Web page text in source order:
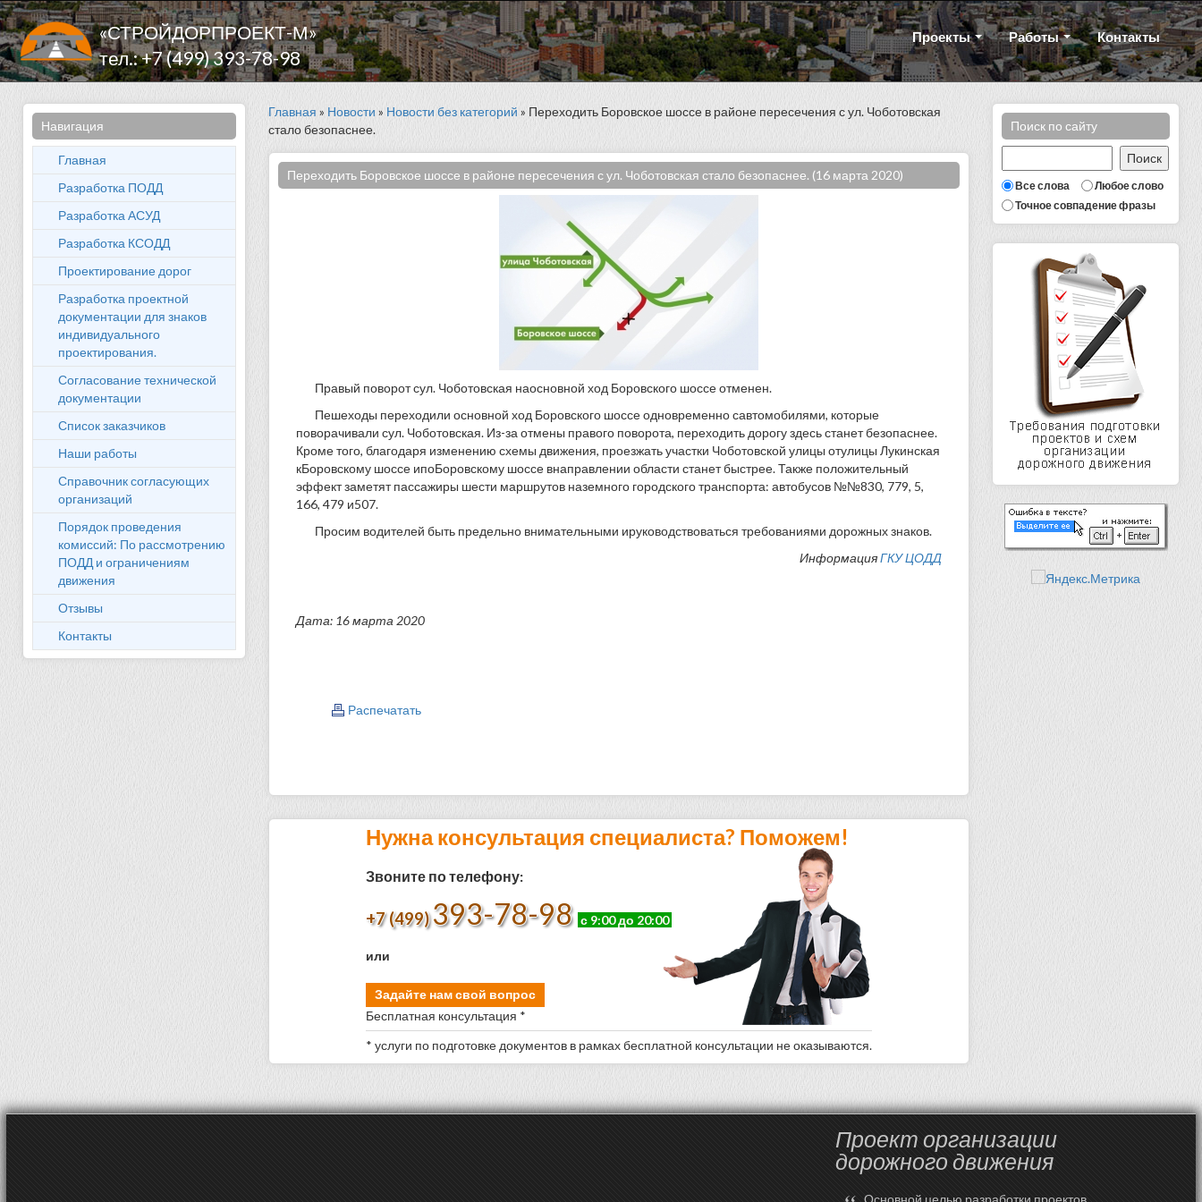
«СТРОЙДОРПРОЕКТ-М»
тел.: +7 (499) 393-78-98
Проекты Работы Контакты
Навигация
Главная
Разработка ПОДД
Разработка АСУД
Разработка КСОДД
Проектирование дорог
Разработка проектной
документации для знаков
индивидуального
проектирования.
Согласование технической
документации
Список заказчиков
Наши работы
Справочник согласующих
организаций
Порядок проведения
комиссий: По рассмотрению
ПОДД и ограничениям
движения
Отзывы
Контакты
Поиск по сайту
Все слова
Любое слово
Точное совпадение фразы
Главная » Новости » Новости без категорий » Переходить Боровское шоссе в районе пересечения с ул. Чоботовская
стало безопаснее.
Переходить Боровское шоссе в районе пересечения с ул. Чоботовская стало безопаснее. (16 марта 2020)
Правый поворот сул. Чоботовская наосновной ход Боровского шоссе отменен.
Пешеходы переходили основной ход Боровского шоссе одновременно савтомобилями, которые
поворачивали сул. Чоботовская. Из-за отмены правого поворота, переходить дорогу здесь станет безопаснее.
Кроме того, благодаря изменению схемы движения, проезжать участки Чоботовской улицы отулицы Лукинская
кБоровскому шоссе ипоБоровскому шоссе внаправлении области станет быстрее. Также положительный
эффект заметят пассажиры шести маршрутов наземного городского транспорта: автобусов №№830, 779, 5,
166, 479 и507.
Просим водителей быть предельно внимательными ируководствоваться требованиями дорожных знаков.
ИнформацияГКУ ЦОДД
Дата: 16 марта 2020
Распечатать
Нужна консультация специалиста? Поможем!
Звоните по телефону:
+7 (499) 393-78-98 с 9:00 до 20:00
или
Задайте нам свой вопрос
Бесплатная консультация *
* услуги по подготовке документов в рамках бесплатной консультации не оказываются.
Проект организации
дорожного движения
Основной целью разработки проектов